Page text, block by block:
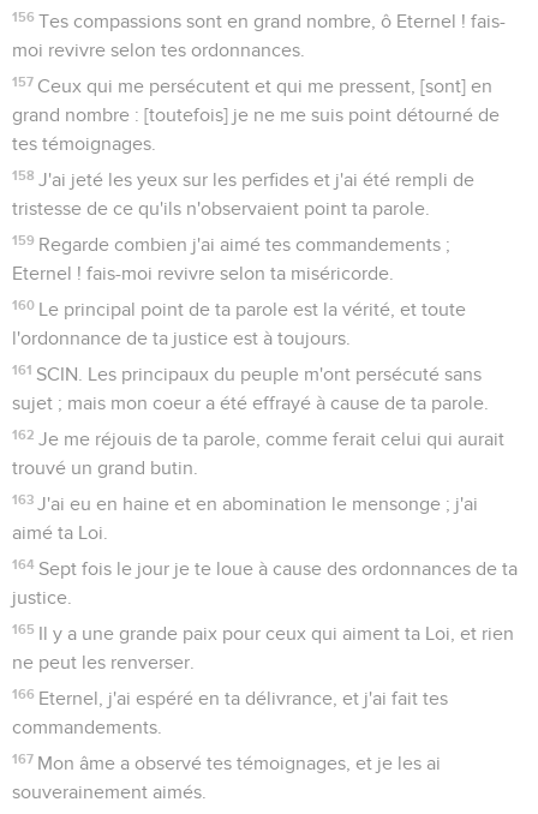
156 Tes compassions sont en grand nombre, ô Eternel ! fais-
moi revivre selon tes ordonnances.
157 Ceux qui me persécutent et qui me pressent, [sont] en
grand nombre : [toutefois] je ne me suis point détourné de
tes témoignages.
158 J'ai jeté les yeux sur les perfides et j'ai été rempli de
tristesse de ce qu'ils n'observaient point ta parole.
159 Regarde combien j'ai aimé tes commandements ;
Eternel ! fais-moi revivre selon ta miséricorde.
160 Le principal point de ta parole est la vérité, et toute
l'ordonnance de ta justice est à toujours.
161 SCIN. Les principaux du peuple m'ont persécuté sans
sujet ; mais mon coeur a été effrayé à cause de ta parole.
162 Je me réjouis de ta parole, comme ferait celui qui aurait
trouvé un grand butin.
163 J'ai eu en haine et en abomination le mensonge ; j'ai
aimé ta Loi.
164 Sept fois le jour je te loue à cause des ordonnances de ta
justice.
165 Il y a une grande paix pour ceux qui aiment ta Loi, et rien
ne peut les renverser.
166 Eternel, j'ai espéré en ta délivrance, et j'ai fait tes
commandements.
167 Mon âme a observé tes témoignages, et je les ai
souverainement aimés.